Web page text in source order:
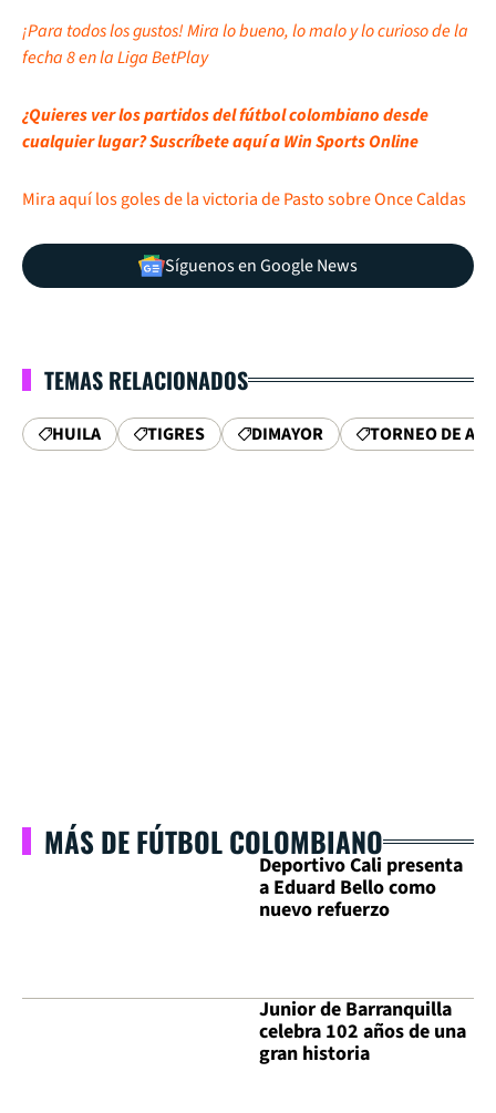
¡Para todos los gustos! Mira lo bueno, lo malo y lo curioso de la
fecha 8 en la Liga BetPlay
¿Quieres ver los partidos del fútbol colombiano desde
cualquier lugar? Suscríbete aquí a Win Sports Online
Mira aquí los goles de la victoria de Pasto sobre Once Caldas
Síguenos en Google News
TEMAS RELACIONADOS
HUILA TIGRES DIMAYOR TORNEO DE
MÁS DE FÚTBOL COLOMBIANO
Deportivo Cali presenta
a Eduard Bello como
nuevo refuerzo
Junior de Barranquilla
celebra 102 años de una
gran historia